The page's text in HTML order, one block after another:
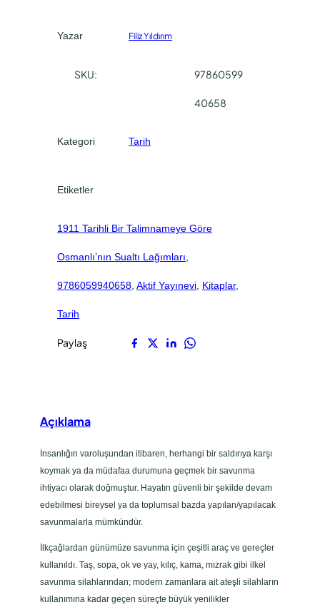
,,
l
ğ
l
r
Yazar Filiz Yıldırım
SKU: 97860599
40658
Kategori Tarih
Etiketler
1911 Tarihli Bir Talimnameye Göre
Osmanlı’nın Sualtı Lağımları
9786059940658, Aktif Yayınevi, Kitaplar
Tarih
Paylaş
Açıklama
İnsanlığın varoluşundan itibaren, herhangi bir saldırıya karşı
koymak ya da müdafaa durumuna geçmek bir savunma
ihtiyacı olarak doğmuştur. Hayatın güvenli bir şekilde devam
edebilmesi bireysel ya da toplumsal bazda yapılan/yapılacak
savunmalarla mümkündür.
İlkçağlardan günümüze savunma için çeşitli araç ve gereçler
kullanıldı. Taş, sopa, ok ve yay, kılıç, kama, mızrak gibi ilkel
savunma silahlarından; modern zamanlara ait ateşli silahların
kullanımına kadar geçen süreçte büyük yenilikler